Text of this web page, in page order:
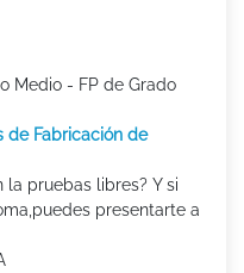
Medio - FP de Grado
de Fabricación de
la pruebas libres? Y si
presentarte a